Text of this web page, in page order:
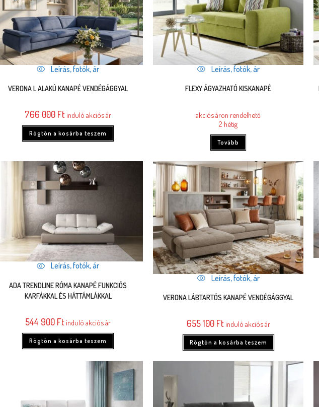
Leírás, fotók, ár
VERONA L ALAKÚ KANAPÉ VENDÉGÁGGYAL
766 000 Ftinduló akciós ár
Rögtön a kosárba teszem
Leírás, fotók, ár
FLEXY ÁGYAZHATÓ KISKANAPÉ
akciós áron rendelhető
2 hétig
Tovább
Leírás, fotók, ár
ADA TRENDLINE RÓMA KANAPÉ FUNKCIÓS
KARFÁKKAL ÉS HÁTTÁMLÁKKAL
544 900 Ftinduló akciós ár
Rögtön a kosárba teszem
Leírás, fotók, ár
VERONA LÁBTARTÓS KANAPÉ VENDÉGÁGGYAL
655 100 Ftinduló akciós ár
Rögtön a kosárba teszem